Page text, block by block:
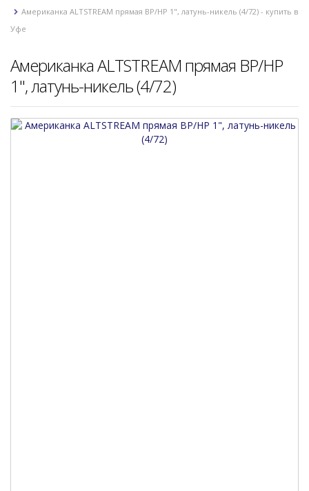
Американка ALTSTREAM прямая ВР/НР 1", латунь-никель (4/72) - купить в
Уфе
Американка ALTSTREAM прямая ВР/НР
1", латунь-никель (4/72)